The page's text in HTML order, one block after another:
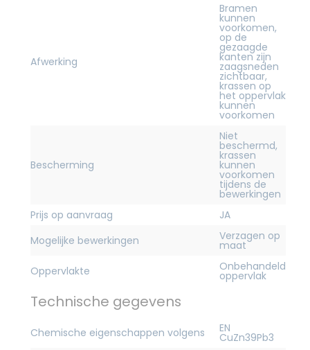
Afwerking
Bramen
kunnen
voorkomen,
op de
gezaagde
kanten zijn
zaagsneden
zichtbaar,
krassen op
het oppervlak
kunnen
voorkomen
Bescherming
Niet
beschermd,
krassen
kunnen
voorkomen
tijdens de
bewerkingen
Prijs op aanvraag
JA
Mogelijke bewerkingen
Verzagen op
maat
Oppervlakte
Onbehandeld
oppervlak
Technische gegevens
Chemische eigenschappen volgens EN
CuZn39Pb3